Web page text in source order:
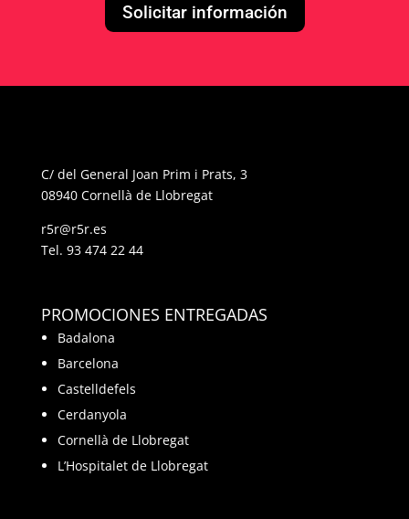
Solicitar información
C/ del General Joan Prim i Prats, 3
08940 Cornellà de Llobregat
r5r@r5r.es
Tel. 93 474 22 44
PROMOCIONES ENTREGADAS
Badalona
Barcelona
Castelldefels
Cerdanyola
Cornellà de Llobregat
L’Hospitalet de Llobregat